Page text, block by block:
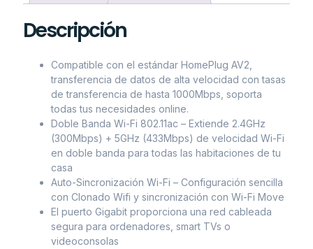
Descripción
Compatible con el estándar HomePlug AV2,
transferencia de datos de alta velocidad con tasas
de transferencia de hasta 1000Mbps, soporta
todas tus necesidades online.
Doble Banda Wi-Fi 802.11ac – Extiende 2.4GHz
(300Mbps) + 5GHz (433Mbps) de velocidad Wi-Fi
en doble banda para todas las habitaciones de tu
casa
Auto-Sincronización Wi-Fi – Configuración sencilla
con Clonado Wifi y sincronización con Wi-Fi Move
El puerto Gigabit proporciona una red cableada
segura para ordenadores, smart TVs o
videoconsolas